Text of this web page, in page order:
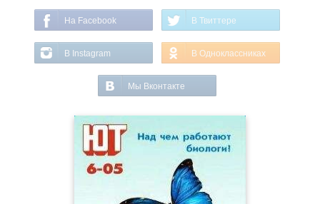
На Facebook В Твиттере
В Instagram В Одноклассниках
Мы Вконтакте